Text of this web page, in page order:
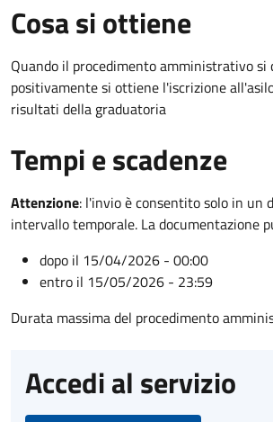
Cosa si ottiene
Quando il procedimento amministrativo si
positivamente si ottiene l'iscrizione
risultati della graduatoria
Tempi e scadenze
Attenzione: l'invio è consentito solo in un
intervallo temporale. La documentazione
dopo il 15/04/2026 - 00:00
entro il 15/05/2026 - 23:59
Durata massima del procedimento
Accedi al servizio